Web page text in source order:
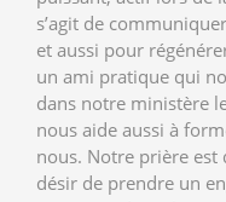
s’agit de
et aussi pour
un ami pratique qui
dans notre ministère
nous aide aussi à
nous. Notre prière est
désir de prendre un